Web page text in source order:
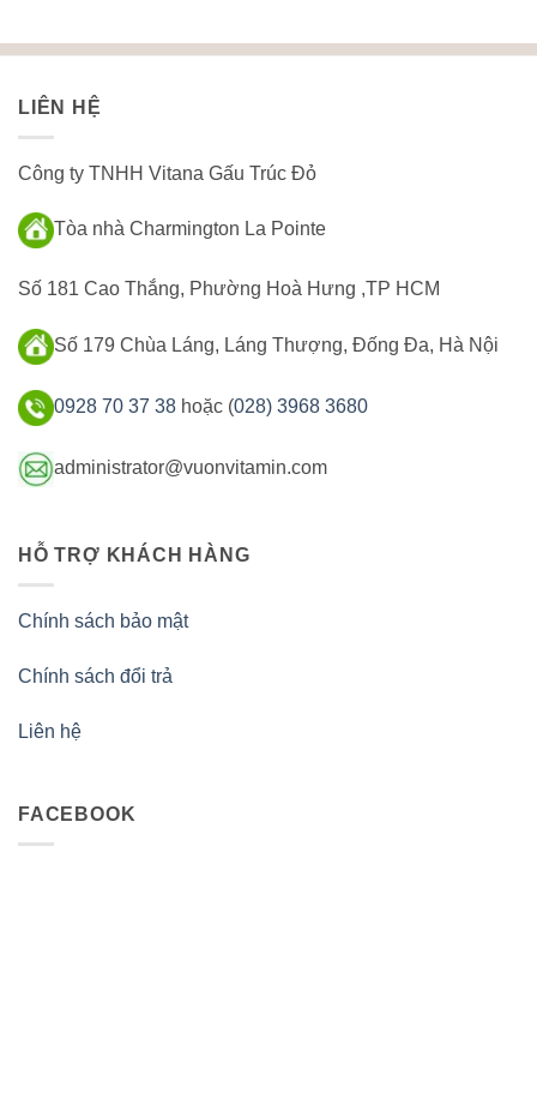
LIÊN HỆ
Công ty TNHH Vitana Gấu Trúc Đỏ
Tòa nhà Charmington La Pointe
Số 181 Cao Thắng, Phường Hoà Hưng ,TP HCM
Số 179 Chùa Láng, Láng Thượng, Đống Đa, Hà Nội
0928 70 37 38 hoặc (028) 3968 3680
administrator@vuonvitamin.com
HỖ TRỢ KHÁCH HÀNG
Chính sách bảo mật
Chính sách đổi trả
Liên hệ
FACEBOOK